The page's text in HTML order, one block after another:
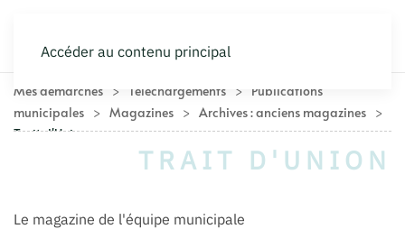
Accéder au contenu principal
Mes démarches Téléchargements
Publications
municipales
Magazines
Archives : anciens magazines
Trait d'Union
TRAIT D'UNION
Le magazine de l'équipe municipale